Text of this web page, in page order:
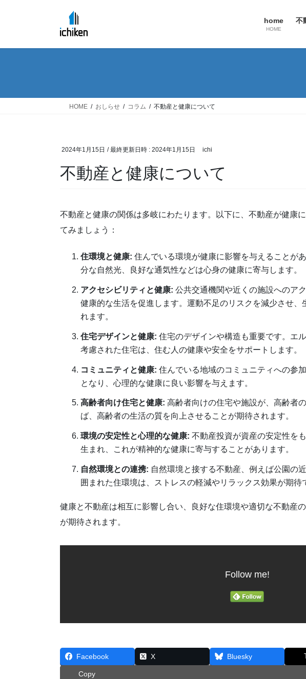
home
HOME
不
HOME おしらせ コラム 不動産と健康について
2024年1月15日 / 最終更新日時 : 2024年1月15日 ichi
不動産と健康について
不動産と健康の関係は多岐にわたります。以下に、不動産が健康
てみましょう：
住環境と健康: 住んでいる環境が健康に影響を与えることが
分な自然光、良好な通気性などは心身の健康に寄与します。
アクセシビリティと健康: 公共交通機関や近くの施設へのア
健康的な生活を促進します。運動不足のリスクを減少させ、
れます。
住宅デザインと健康: 住宅のデザインや構造も重要です。エ
考慮された住宅は、住む人の健康や安全をサポートします。
コミュニティと健康: 住んでいる地域のコミュニティへの参
となり、心理的な健康に良い影響を与えます。
高齢者向け住宅と健康: 高齢者向けの住宅や施設が、高齢者
ば、高齢者の生活の質を向上させることが期待されます。
環境の安定性と心理的な健康: 不動産投資が資産の安定性を
生まれ、これが精神的な健康に寄与することがあります。
自然環境との連携: 自然環境と接する不動産、例えば公園の
囲まれた住環境は、ストレスの軽減やリラックス効果が期待
健康と不動産は相互に影響し合い、良好な住環境や適切な不動産
が期待されます。
Follow me!
Facebook X Bluesky
Copy